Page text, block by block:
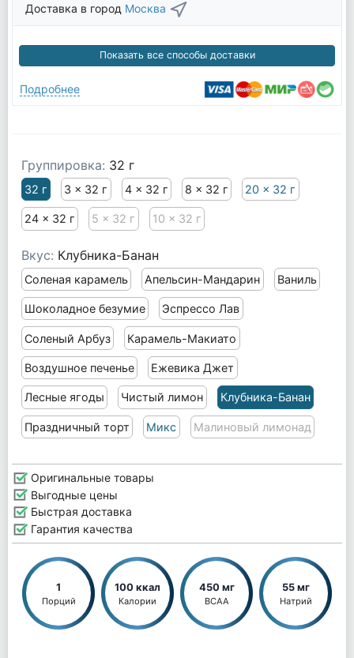
Доставка в город Москва
Показать все способы доставки
Подробнее
Группировка: 32 г
32 г 3 x 32 г 4 x 32 г 8 x 32 г 20 x 32 г
24 x 32 г 5 x 32 г 10 x 32 г
Вкус: Клубника-Банан
Соленая карамель Апельсин-Мандарин Ваниль
Шоколадное безумие Эспрессо Лав
Соленый Арбуз Карамель-Макиато
Воздушное печенье Ежевика Джет
Лесные ягоды Чистый лимон Клубника-Банан
Праздничный торт Микс Малиновый лимонад
Оригинальные товары
Выгодные цены
Быстрая доставка
Гарантия качества
1
Порций
100 ккал
Калории
450 мг
BCAA
55 мг
Натрий